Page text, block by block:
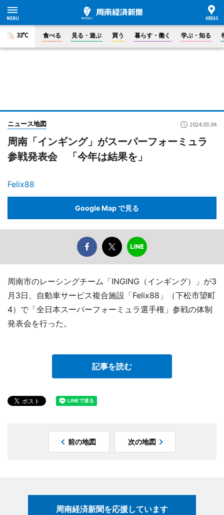
33°C 食べる 見る・遊ぶ 買う 暮らす・働く 学ぶ・知る
ニュース地図 2024.03.04
周南「インギング」がスーパーフォーミュラ
参戦発表会 「今年は結果を」
Felix88
Google Map で見る
周南市のレーシングチーム「INGING（インギング）」が3
月3日、自動車サービス複合施設「Felix88」（下松市望町
4）で「全日本スーパーフォーミュラ選手権」参戦の体制
発表会を行った。
記事を読む
前の地図 次の地図
周南経済新聞を応援しています